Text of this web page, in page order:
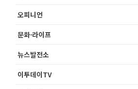
오피니언
문화·라이프
뉴스발전소
이투데이TV